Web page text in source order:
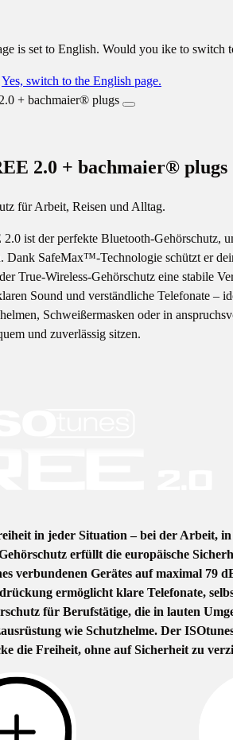
is set to English. Would you ike to switch
Yes, switch to the English page.
2.0 + bachmaier® plugs
für Arbeit, Reisen und Alltag.
ist der perfekte Bluetooth-Gehörschutz,
Dank SafeMax™-Technologie schützt er
True-Wireless-Gehörschutz eine stabile
Sound und verständliche Telefonate –
Schweißermasken oder in
und zuverlässig sitzen.
in jeder Situation – bei der Arbeit,
erfüllt die europäische
verbundenen Gerätes auf maximal 79
ermöglicht klare Telefonate,
für Berufstätige, die in lauten
wie Schutzhelme. Der
die Freiheit, ohne auf Sicherheit zu